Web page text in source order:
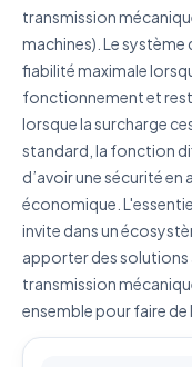
transmission
machines). Le
fiabilité maximale
fonctionnement et
lorsque la surcharge
standard, la fonction
d’avoir une sécurité
économique.
invite dans un
apporter des solutions
transmission
ensemble pour faire de
ma demande.
Vos données